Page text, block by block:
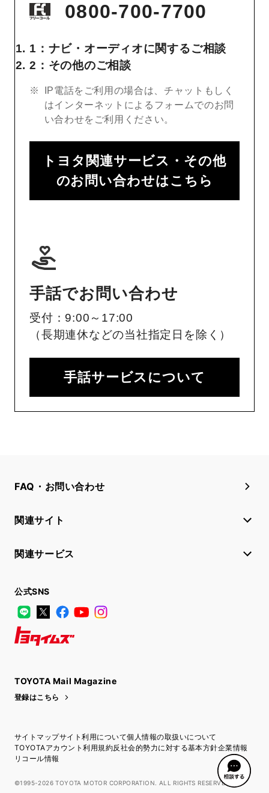
0800-700-7700
1：ナビ・オーディオに関するご相談
2：その他のご相談
IP電話をご利用の場合は、チャットもしく
はインターネットによるフォームでのお問
い合わせをご利用ください。
トヨタ関連サービス・その他
のお問い合わせはこちら
手話でお問い合わせ
受付：9:00～17:00
（長期連休などの当社指定日を除く）
手話サービスについて
FAQ・お問い合わせ
関連サイト
関連サービス
公式SNS
LINE
X FacebookYouTube
TOYOTA Mail Magazine
登録はこちら
サイトマップサイト利用について個人情報の取扱いについて
TOYOTAアカウント利用規約反社会的勢力に対する基本方針企業情報
リコール情報
©1995-2026 TOYOTA MOTOR CORPORATION. ALL RIGHTS RESERVED.